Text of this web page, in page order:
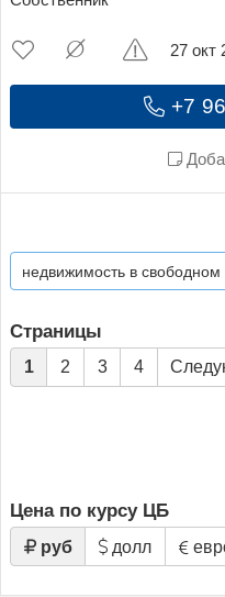
+7
27 окт
недвижимость в свободном
Страницы
1 2 3 4
Цена по курсу ЦБ
руб долл